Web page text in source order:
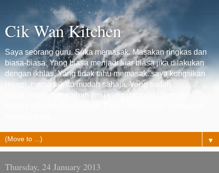
Cik Wan Kitchen
Saya seorang guru. Suka memasak. Masakan ringkas dan
biasa-biasa. Yang biasa menjadi luar biasa jika dilakukan
dengan ikhlas. Yang tidak tahu memasak..saya kongsikan
resepi, memasak itu mudah sahaja. Yang sudah
hebat..boleh menambah ilmu yang dikongsi. Semoga
▼
Thursday, 24 January 2013